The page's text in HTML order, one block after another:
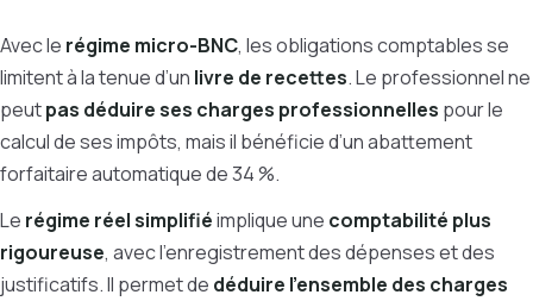
Avec le régime micro-BNC, les obligations comptables se
limitent à la tenue d’un livre de recettes. Le professionnel ne
peutpas déduire ses charges professionnelles pour le
calcul de ses impôts, mais il bénéficie d’un abattement
forfaitaire automatique de 34 %.
Le régime réel simplifiéimplique une comptabilité plus
rigoureuse, avec l’enregistrement des dépenses et des
justificatifs. Il permet de déduire l’ensemble des charges